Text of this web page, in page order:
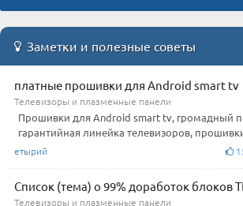
Заметки и полезные советы
платные прошивки для Android smart tv
Телевизоры и плазменные панели
Прошивки для Android smart tv, громадный
гарантийная линейка телевизоров,
етырий
Список (тема) о 99% доработок блоков
Телевизоры и плазменные панели